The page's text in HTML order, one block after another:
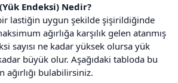
Endeksi) Nedir?
lastiğin uygun şekilde şişirildiğinde
ağırlığa karşılık gelen atanmış
sayısı ne kadar yüksek olursa yük
büyük olur. Aşağıdaki tabloda bu
ağırlığı bulabilirsiniz.